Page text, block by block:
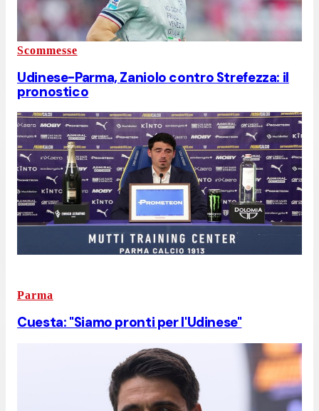
Scommesse
Udinese-Parma, Zaniolo contro Strefezza: il
pronostico
Parma
Cuesta: "Siamo pronti per l'Udinese"